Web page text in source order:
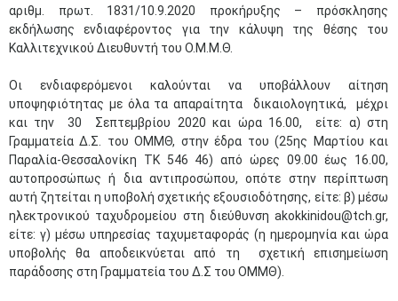
αριθμ. πρωτ. 1831/10.9.2020 προκήρυξης – πρόσκλησης
εκδήλωσης ενδιαφέροντος για την κάλυψη της θέσης του
Καλλιτεχνικού Διευθυντή του Ο.Μ.Μ.Θ.
Οι ενδιαφερόμενοι καλούνται να υποβάλλουν αίτηση
υποψηφιότητας με όλα τα απαραίτητα δικαιολογητικά, μέχρι
και την 30 Σεπτεμβρίου 2020 και ώρα 16.00, είτε: α) στη
Γραμματεία Δ.Σ. του ΟΜΜΘ, στην έδρα του (25ης Μαρτίου και
Παραλία-Θεσσαλονίκη ΤΚ 546 46) από ώρες 09.00 έως 16.00,
αυτοπροσώπως ή δια αντιπροσώπου, οπότε στην περίπτωση
αυτή ζητείται η υποβολή σχετικής εξουσιοδότησης, είτε: β) μέσω
ηλεκτρονικού ταχυδρομείου στη διεύθυνση akokkinidou@tch.gr,
είτε: γ) μέσω υπηρεσίας ταχυμεταφοράς (η ημερομηνία και ώρα
υποβολής θα αποδεικνύεται από τη σχετική επισημείωση
παράδοσης στη Γραμματεία του Δ.Σ του ΟΜΜΘ).